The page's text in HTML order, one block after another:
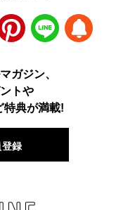
Pinterest LINE
ガジン、
トや
特典が満載!
録